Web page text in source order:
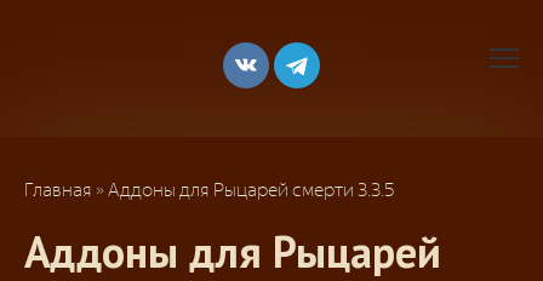
Главная »Аддоны для Рыцарей смерти 3.3.5
Аддоны для Рыцарей